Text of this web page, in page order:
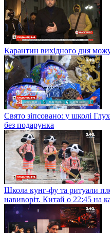
Карантин вихідного дня
Свято зіпсовано: у школі
без подарунка
Школа кунг-фу та ритуали
навиворіт. Китай о 22:45 на